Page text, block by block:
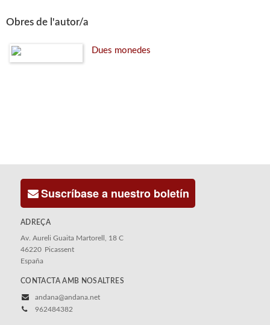
Obres de l'autor/a
Dues monedes
Suscríbase a nuestro boletín
ADREÇA
Av. Aureli Guaita Martorell, 18 C
46220 Picassent
España
CONTACTA AMB NOSALTRES
andana@andana.net
962484382